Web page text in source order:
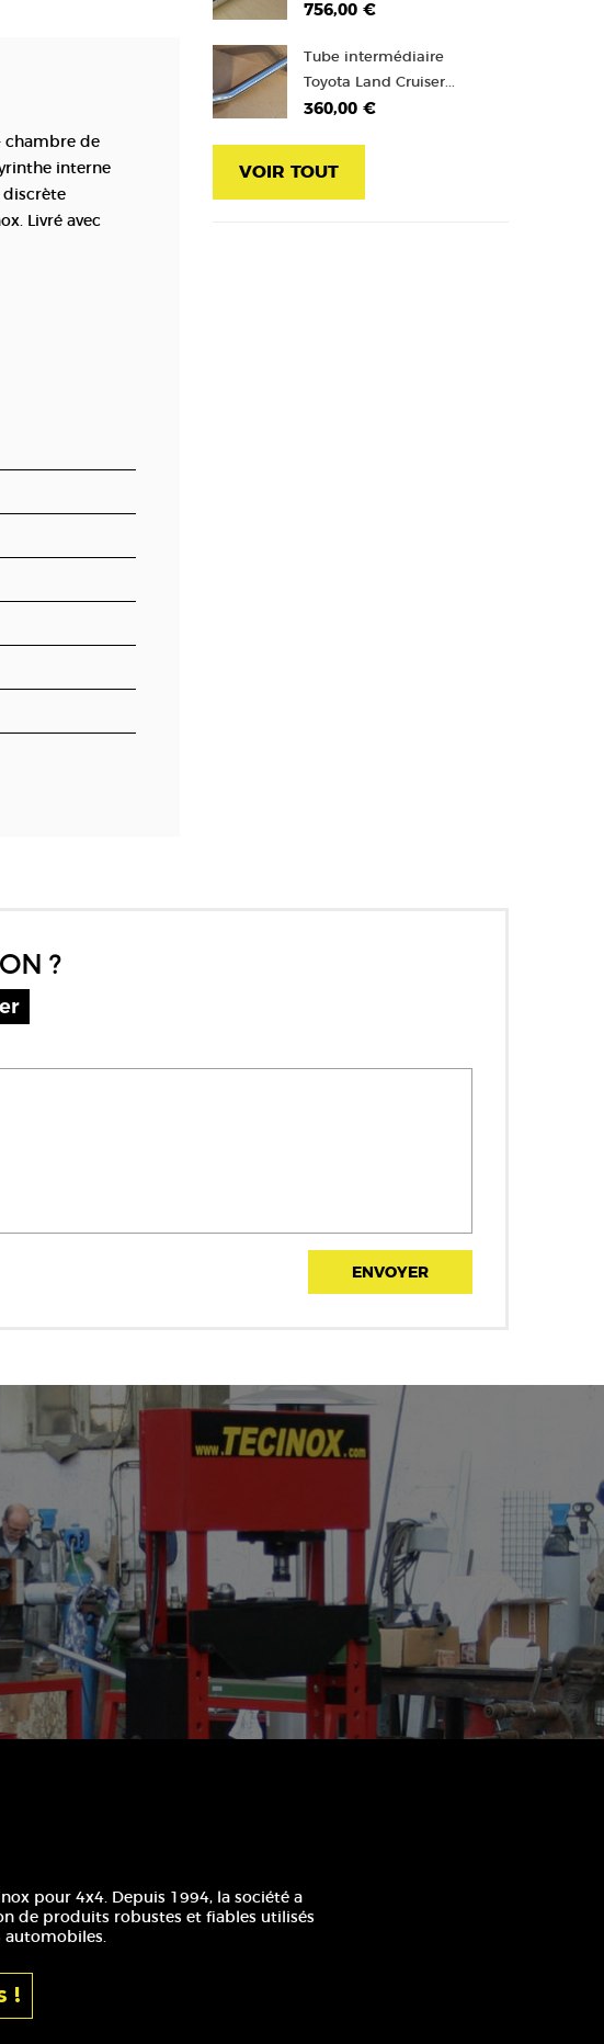
chambre de
interne
discrète
Livré avec
756,00 €
Tube intermédiaire
Toyota Land Cruiser...
360,00 €
VOIR TOUT
?
ENVOYER
pour 4x4. Depuis 1994, la société a
de produits robustes et fiables utilisés
automobiles.
!